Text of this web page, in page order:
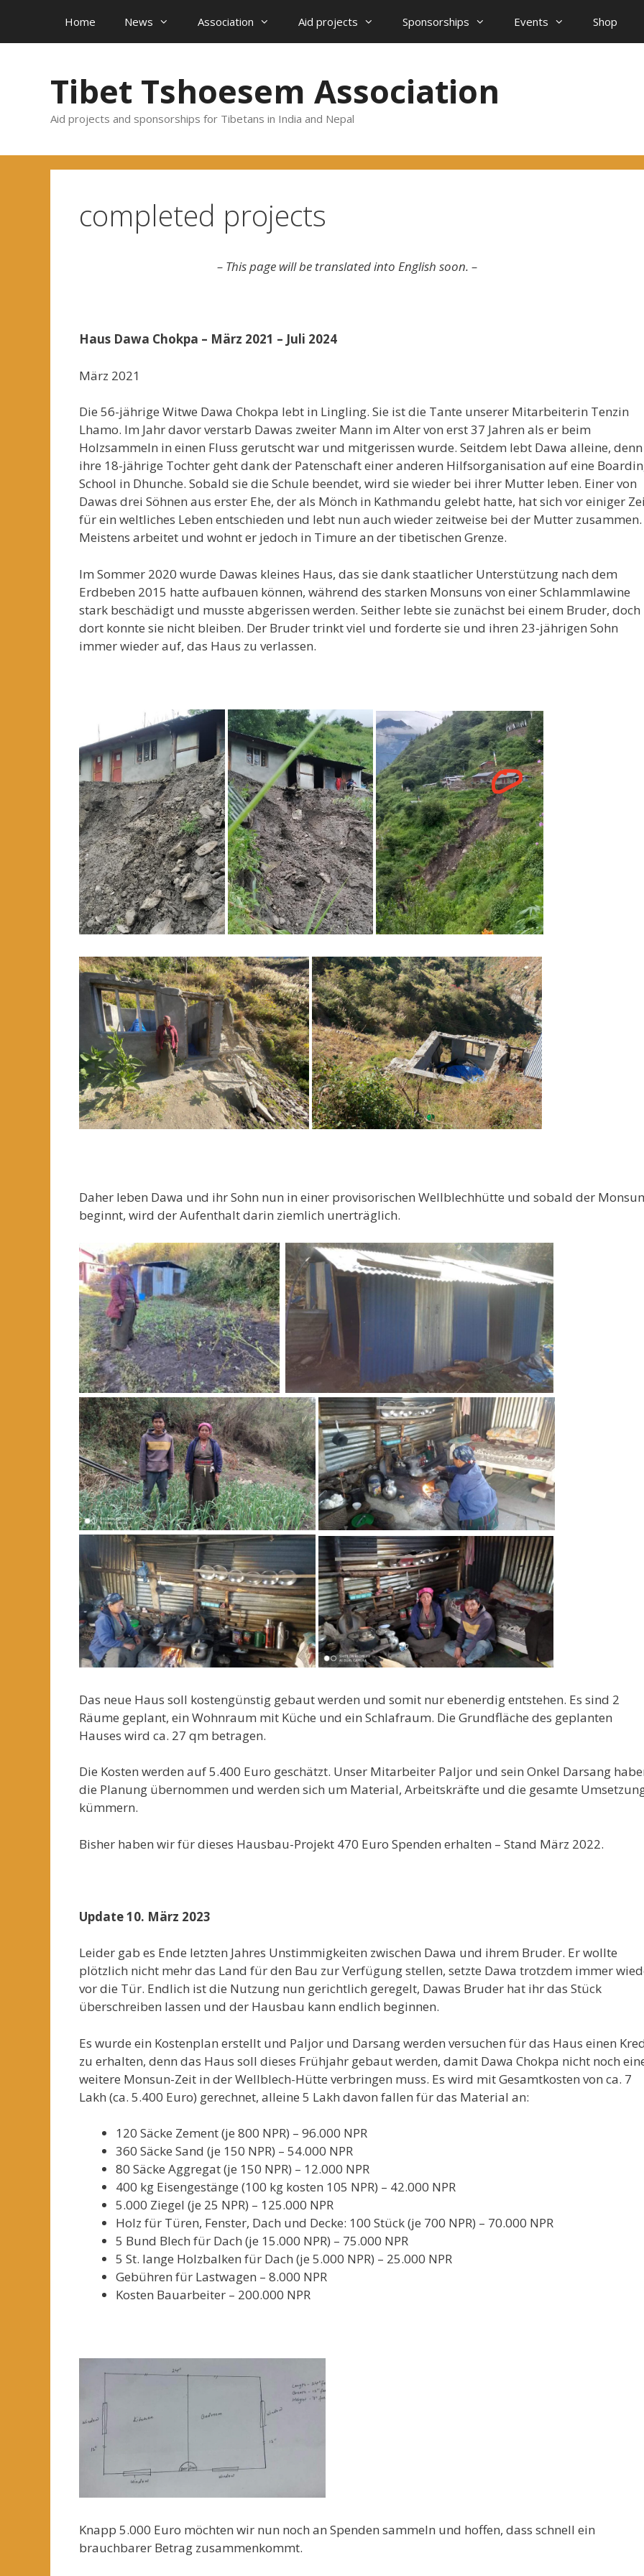
content
Home News Association Aid projects Sponsorships Events Shop
Tibet Tshoesem Association
Aid projects and sponsorships for Tibetans in India and Nepal
completed projects
– This page will be translated into English soon. –
Haus Dawa Chokpa – März 2021 – Juli 2024
März 2021
Die 56-jährige Witwe Dawa Chokpa lebt in Lingling. Sie ist die Tante unserer Mitarbeiterin Tenzin
Lhamo. Im Jahr davor verstarb Dawas zweiter Mann im Alter von erst 37 Jahren als er beim
Holzsammeln in einen Fluss gerutscht war und mitgerissen wurde. Seitdem lebt Dawa alleine, denn
ihre 18-jährige Tochter geht dank der Patenschaft einer anderen Hilfsorganisation auf eine
School in Dhunche. Sobald sie die Schule beendet, wird sie wieder bei ihrer Mutter leben. Einer von
Dawas drei Söhnen aus erster Ehe, der als Mönch in Kathmandu gelebt hatte, hat sich vor einiger
für ein weltliches Leben entschieden und lebt nun auch wieder zeitweise bei der Mutter zusammen.
Meistens arbeitet und wohnt er jedoch in Timure an der tibetischen Grenze.
Im Sommer 2020 wurde Dawas kleines Haus, das sie dank staatlicher Unterstützung nach dem
Erdbeben 2015 hatte aufbauen können, während des starken Monsuns von einer Schlammlawine
stark beschädigt und musste abgerissen werden. Seither lebte sie zunächst bei einem Bruder, doch
dort konnte sie nicht bleiben. Der Bruder trinkt viel und forderte sie und ihren 23-jährigen Sohn
immer wieder auf, das Haus zu verlassen.
Daher leben Dawa und ihr Sohn nun in einer provisorischen Wellblechhütte und sobald der
beginnt, wird der Aufenthalt darin ziemlich unerträglich.
Das neue Haus soll kostengünstig gebaut werden und somit nur ebenerdig entstehen. Es sind 2
Räume geplant, ein Wohnraum mit Küche und ein Schlafraum. Die Grundfläche des geplanten
Hauses wird ca. 27 qm betragen.
Die Kosten werden auf 5.400 Euro geschätzt. Unser Mitarbeiter Paljor und sein Onkel Darsang
die Planung übernommen und werden sich um Material, Arbeitskräfte und die gesamte
kümmern.
Bisher haben wir für dieses Hausbau-Projekt 470 Euro Spenden erhalten – Stand März 2022.
Update 10. März 2023
Leider gab es Ende letzten Jahres Unstimmigkeiten zwischen Dawa und ihrem Bruder. Er wollte
plötzlich nicht mehr das Land für den Bau zur Verfügung stellen, setzte Dawa trotzdem immer
vor die Tür. Endlich ist die Nutzung nun gerichtlich geregelt, Dawas Bruder hat ihr das Stück
überschreiben lassen und der Hausbau kann endlich beginnen.
Es wurde ein Kostenplan erstellt und Paljor und Darsang werden versuchen für das Haus einen
zu erhalten, denn das Haus soll dieses Frühjahr gebaut werden, damit Dawa Chokpa nicht noch
weitere Monsun-Zeit in der Wellblech-Hütte verbringen muss. Es wird mit Gesamtkosten von ca. 7
Lakh (ca. 5.400 Euro) gerechnet, alleine 5 Lakh davon fallen für das Material an:
120 Säcke Zement (je 800 NPR) – 96.000 NPR
360 Säcke Sand (je 150 NPR) – 54.000 NPR
80 Säcke Aggregat (je 150 NPR) – 12.000 NPR
400 kg Eisengestänge (100 kg kosten 105 NPR) – 42.000 NPR
5.000 Ziegel (je 25 NPR) – 125.000 NPR
Holz für Türen, Fenster, Dach und Decke: 100 Stück (je 700 NPR) – 70.000 NPR
5 Bund Blech für Dach (je 15.000 NPR) – 75.000 NPR
5 St. lange Holzbalken für Dach (je 5.000 NPR) – 25.000 NPR
Gebühren für Lastwagen – 8.000 NPR
Kosten Bauarbeiter – 200.000 NPR
Knapp 5.000 Euro möchten wir nun noch an Spenden sammeln und hoffen, dass schnell ein
brauchbarer Betrag zusammenkommt.